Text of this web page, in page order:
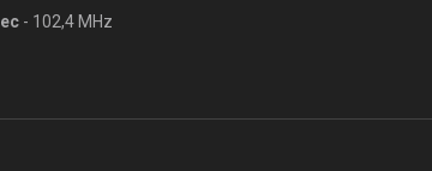
- 102,4 MHz